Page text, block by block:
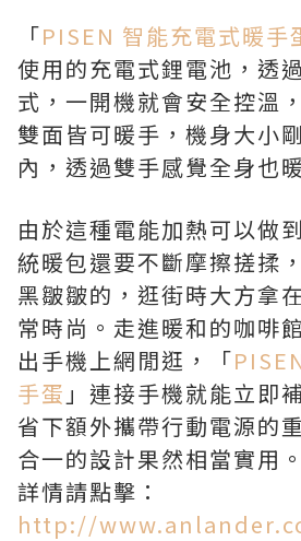
「PISEN 智能充電式暖手
使用的充電式鋰電池，透
式，一開機就會安全控溫
雙面皆可暖手，機身大小
內，透過雙手感覺全身也
由於這種電能加熱可以做
統暖包還要不斷摩擦搓揉
黑皺皺的，逛街時大方拿
常時尚。走進暖和的咖啡
出手機上網閒逛，「
手蛋 」連接手機就能立即
省下額外攜帶行動電源的
合一的設計果然相當實用。
詳情請點擊：
http://